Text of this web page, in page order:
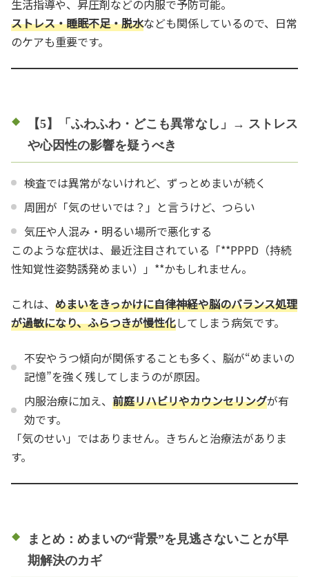
生活指導や、昇圧剤などの内服で予防可能。
ストレス・睡眠不足・脱水なども関係しているので、日常
のケアも重要です。
【5】「ふわふわ・どこも異常なし」→ ストレス
や心因性の影響を疑うべき
検査では異常がないけれど、ずっとめまいが続く
周囲が「気のせいでは？」と言うけど、つらい
気圧や人混み・明るい場所で悪化する
このような症状は、最近注目されている「**PPPD（持続
性知覚性姿勢誘発めまい）」**かもしれません。
これは、 めまいをきっかけに自律神経や脳のバランス処理
が過敏になり、ふらつきが慢性化してしまう病気です。
不安やうつ傾向が関係することも多く、脳が“めまいの
記憶”を強く残してしまうのが原因。
内服治療に加え、前庭リハビリやカウンセリングが有
効です。
「気のせい」ではありません。きちんと治療法がありま
す。
まとめ：めまいの“背景”を見逃さないことが早
期解決のカギ